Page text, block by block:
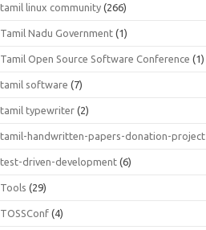
tamil linux community (266)
Tamil Nadu Government (1)
Tamil Open Source Software Conference (1)
tamil software (7)
tamil typewriter (2)
tamil-handwritten-papers-donation-project
test-driven-development (6)
Tools (29)
TOSSConf (4)